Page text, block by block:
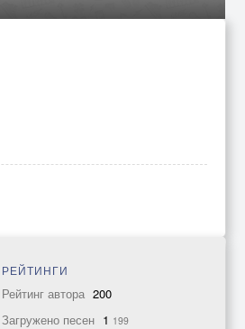
РЕЙТИНГИ
Рейтинг автора 200
Загружено песен 1 199